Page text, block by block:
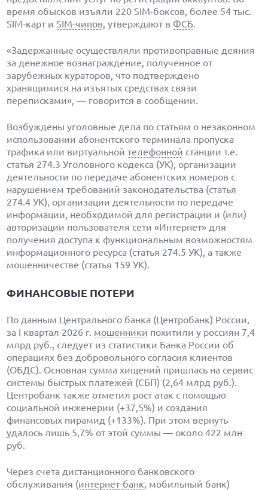
время обысков изъяли 220 SIM-боксов, более 54 тыс.
SIM-карт и SIM-чипов, утверждают в ФСБ.
«Задержанные осуществляли противоправные деяния
за денежное вознаграждение, полученное от
зарубежных кураторов, что подтверждено
хранящимися на изъятых средствах связи
переписками», — говорится в сообщении.
Возбуждены уголовные дела по статьям о незаконном
использовании абонентского терминала пропуска
трафика или виртуальнойтелефонной станции т.е.
статья 274.3 Уголовного кодекса (УК), организации
деятельности по передаче абонентских номеров с
нарушением требований законодательства (статья
274.4 УК), организации деятельности по передаче
информации, необходимой для регистрации и (или)
авторизации пользователя сети «Интернет» для
получения доступа к функциональным возможностям
информационного ресурса (статья 274.5 УК), а также
мошенничестве (статья 159 УК).
ФИНАНСОВЫЕ ПОТЕРИ
По данным Центрального банка (Центробанк) России,
за I квартал 2026 г. мошенники похитили у россиян 7,4
млрд руб., следует из статистики Банка России об
операциях без добровольного согласия клиентов
(ОБДС). Основная сумма хищений пришлась на сервис
системы быстрых платежей (СБП) (2,64 млрд руб.).
Центробанк также отметил рост атак с помощью
социальной инженерии (+37,5%) и создания
финансовых пирамид (+133%). При этом вернуть
удалось лишь 5,7% от этой суммы — около 422 млн
руб.
Через счета дистанционного банковского
обслуживания (интернет-банк, мобильный банк)